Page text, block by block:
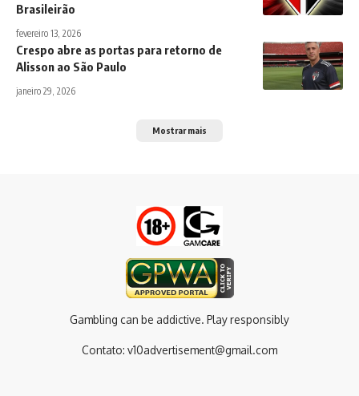
Brasileirão
fevereiro 13, 2026
Crespo abre as portas para retorno de
Alisson ao São Paulo
janeiro 29, 2026
Mostrar mais
Gambling can be addictive. Play responsibly
Contato: v10advertisement@gmail.com